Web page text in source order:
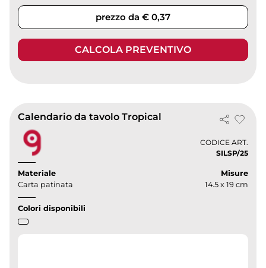
prezzo da € 0,37
CALCOLA PREVENTIVO
Calendario da tavolo Tropical
CODICE ART.
SILSP/25
Materiale
Carta patinata
Misure
14.5 x 19 cm
Colori disponibili